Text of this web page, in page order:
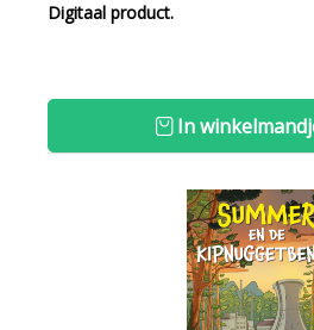
Digitaal product.
In